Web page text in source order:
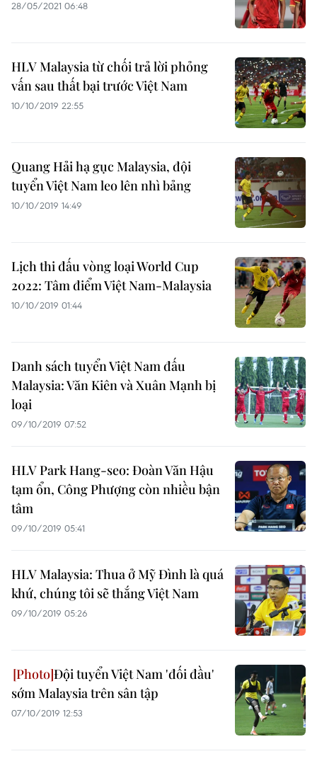
28/05/2021 06:48
HLV Malaysia từ chối trả lời phỏng
vấn sau thất bại trước Việt Nam
10/10/2019 22:55
Quang Hải hạ gục Malaysia, đội
tuyển Việt Nam leo lên nhì bảng
10/10/2019 14:49
Lịch thi đấu vòng loại World Cup
2022: Tâm điểm Việt Nam-Malaysia
10/10/2019 01:44
Danh sách tuyển Việt Nam đấu
Malaysia: Văn Kiên và Xuân Mạnh bị
loại
09/10/2019 07:52
HLV Park Hang-seo: Đoàn Văn Hậu
tạm ổn, Công Phượng còn nhiều bận
tâm
09/10/2019 05:41
HLV Malaysia: Thua ở Mỹ Đình là quá
khứ, chúng tôi sẽ thắng Việt Nam
09/10/2019 05:26
Đội tuyển Việt Nam 'đối đầu'
sớm Malaysia trên sân tập
07/10/2019 12:53